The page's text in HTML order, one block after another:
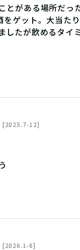
とがある場所だ
ゲット。大当た
したが飲めるタイ
[2025.7-12]
[2026.1-6]